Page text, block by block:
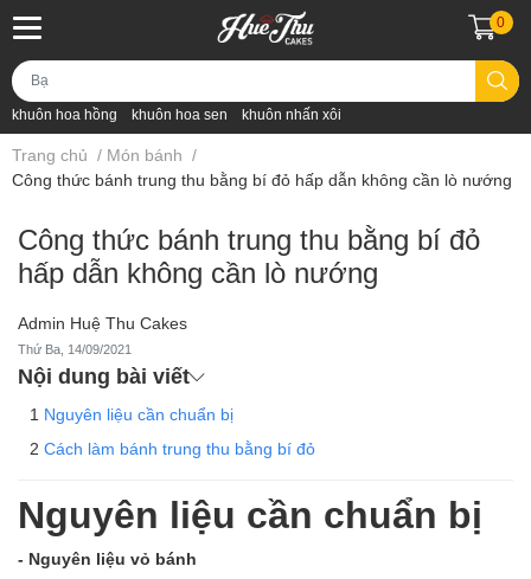
khuôn hoa hồng khuôn hoa sen khuôn nhấn xôi
0
Trang chủ / Món bánh /
Công thức bánh trung thu bằng bí đỏ hấp dẫn không cần lò nướng
Công thức bánh trung thu bằng bí đỏ
hấp dẫn không cần lò nướng
Admin Huệ Thu Cakes
Thứ Ba, 14/09/2021
Nội dung bài viết
Nguyên liệu cần chuẩn bị
Cách làm bánh trung thu bằng bí đỏ
Nguyên liệu cần chuẩn bị
- Nguyên liệu vỏ bánh